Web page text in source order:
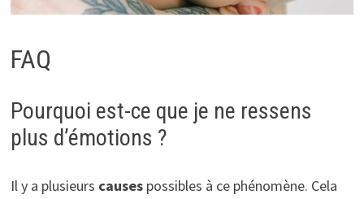
FAQ
Pourquoi est-ce que je ne ressens
plus d’émotions ?
Il y a plusieurs causespossibles à ce phénomène. Cela